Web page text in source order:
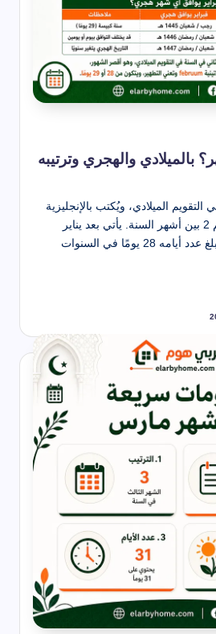
بالميلادي والهجري وترتيبه
التقويم الميلادي، ويُكتب بالإنجليزية
February، ويحمل الرقم 2 بين أشهر السنة. يأتي بعد يناير
مباشرة وقبل مارس، ويبلغ عدد أيامه 28 يومًا في السنوات